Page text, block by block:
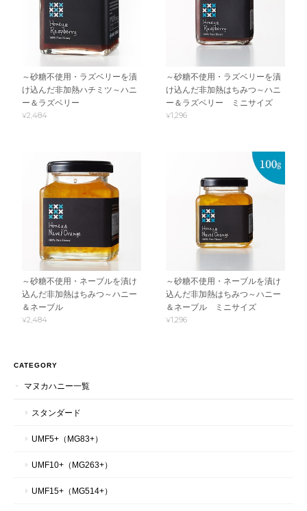
～砂糖不使用・ラズベリーを漬
け込んだ非加熱ハチミツ～ハニ
ー＆ラズベリー
¥2,484
～砂糖不使用・ラズベリーを漬
け込んだ非加熱はちみつ～ハニ
ー＆ラズベリー ミニサイズ
¥1,296
～砂糖不使用・ネーブルを漬け
込んだ非加熱はちみつ～ハニー
＆ネーブル
¥2,484
～砂糖不使用・ネーブルを漬け
込んだ非加熱はちみつ～ハニー
＆ネーブル ミニサイズ
¥1,296
CATEGORY
マヌカハニー一覧
スタンダード
UMF5+（MG83+）
UMF10+（MG263+）
UMF15+（MG514+）